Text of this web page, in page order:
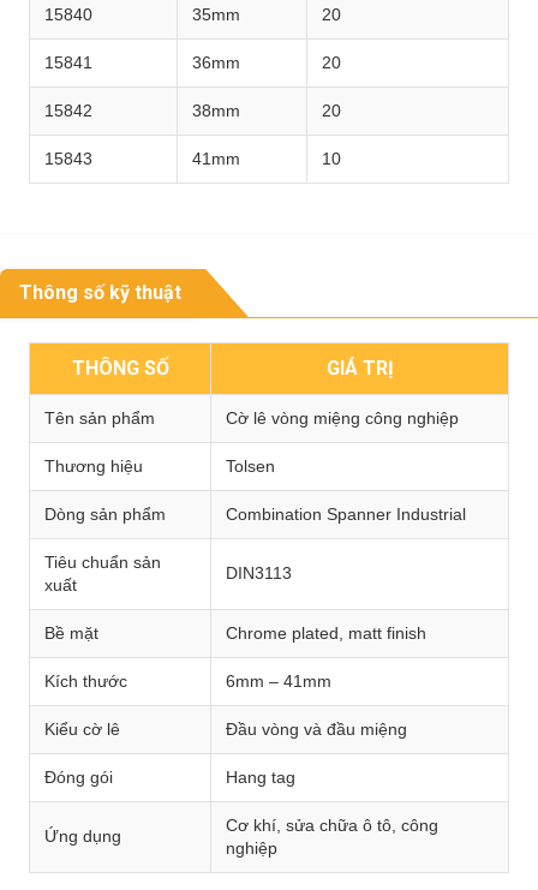
15840 35mm 20
15841 36mm 20
15842 38mm 20
15843 41mm 10
Thông số kỹ thuật
THÔNG SỐ GIÁ TRỊ
Tên sản phẩm Cờ lê vòng miệng công nghiệp
Thương hiệu Tolsen
Dòng sản phẩm Combination Spanner Industrial
Tiêu chuẩn sản
xuất
DIN3113
Bề mặt Chrome plated, matt finish
Kích thước 6mm – 41mm
Kiểu cờ lê Đầu vòng và đầu miệng
Đóng gói Hang tag
Ứng dụng
Cơ khí, sửa chữa ô tô, công
nghiệp